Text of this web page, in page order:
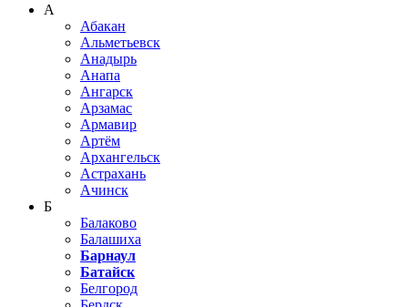
А
Абакан
Альметьевск
Анадырь
Анапа
Ангарск
Арзамас
Армавир
Артём
Архангельск
Астрахань
Ачинск
Б
Балаково
Балашиха
Барнаул
Батайск
Белгород